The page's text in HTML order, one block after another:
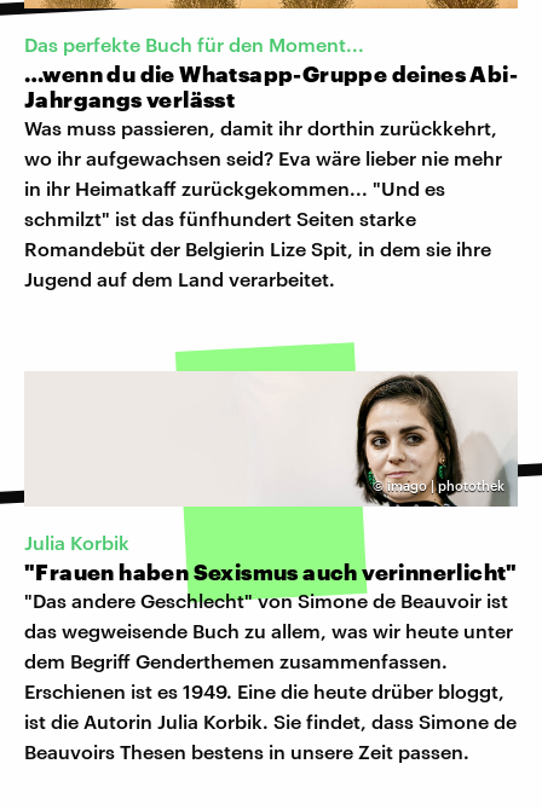
Das perfekte Buch für den Moment...
…wenn du die Whatsapp-Gruppe deines Abi-
Jahrgangs verlässt
Was muss passieren, damit ihr dorthin zurückkehrt,
wo ihr aufgewachsen seid? Eva wäre lieber nie mehr
in ihr Heimatkaff zurückgekommen... "Und es
schmilzt" ist das fünfhundert Seiten starke
Romandebüt der Belgierin Lize Spit, in dem sie ihre
Jugend auf dem Land verarbeitet.
©imago | photothek
Julia Korbik
"Frauen haben Sexismus auch verinnerlicht"
"Das andere Geschlecht" von Simone de Beauvoir ist
das wegweisende Buch zu allem, was wir heute unter
dem Begriff Genderthemen zusammenfassen.
Erschienen ist es 1949. Eine die heute drüber bloggt,
ist die Autorin Julia Korbik. Sie findet, dass Simone de
Beauvoirs Thesen bestens in unsere Zeit passen.